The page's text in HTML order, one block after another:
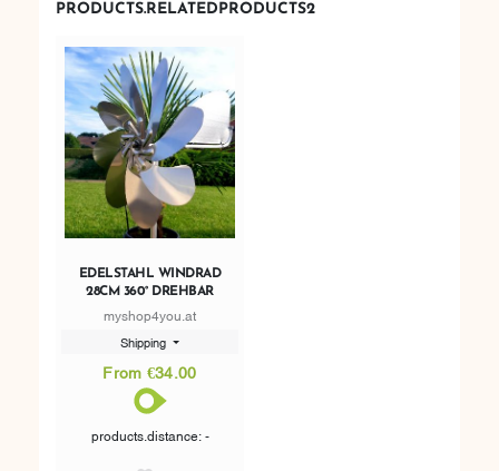
PRODUCTS.RELATEDPRODUCTS2
EDELSTAHL WINDRAD
28CM 360° DREHBAR
myshop4you.at
Shipping
From €34.00
products.distance: -